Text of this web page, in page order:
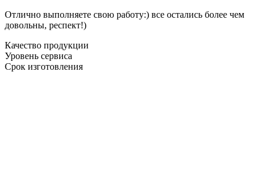
Отлично выполняете свою работу:) все остались более чем
довольны, респект!)
Качество продукции
Уровень сервиса
Срок изготовления